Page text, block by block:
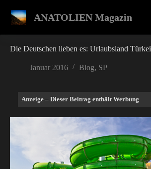
Inhalt
springen
ANATOLIEN Magazin
Die Deutschen lieben es: Urlaubsland Türkei
Januar 2016 Blog, SP
Anzeige – Dieser Beitrag enthält Werbung